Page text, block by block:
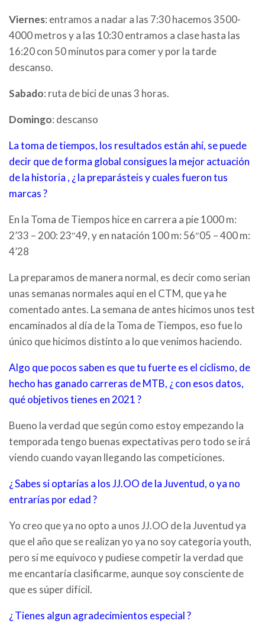
Viernes: entramos a nadar a las 7:30 hacemos 3500-
4000 metros y a las 10:30 entramos a clase hasta las
16:20 con 50 minutos para comer y por la tarde
descanso.
Sabado: ruta de bici de unas 3 horas.
Domingo: descanso
La toma de tiempos, los resultados están ahí, se puede
decir que de forma global consigues la mejor actuación
de la historia , ¿ la preparásteis y cuales fueron tus
marcas ?
En la Toma de Tiempos hice en carrera a pie 1000 m:
2’33 – 200: 23″49, y en natación 100 m: 56″05 – 400 m:
4’28
La preparamos de manera normal, es decir como serian
unas semanas normales aqui en el CTM, que ya he
comentado antes. La semana de antes hicimos unos test
encaminados al día de la Toma de Tiempos, eso fue lo
único que hicimos distinto a lo que venimos haciendo.
Algo que pocos saben es que tu fuerte es el ciclismo, de
hecho has ganado carreras de MTB, ¿ con esos datos,
qué objetivos tienes en 2021 ?
Bueno la verdad que según como estoy empezando la
temporada tengo buenas expectativas pero todo se irá
viendo cuando vayan llegando las competiciones.
¿ Sabes si optarías a los JJ.OO de la Juventud, o ya no
entrarías por edad ?
Yo creo que ya no opto a unos JJ.OO de la Juventud ya
que el año que se realizan yo ya no soy categoria youth,
pero si me equivoco y pudiese competir la verdad que
me encantaría clasificarme, aunque soy consciente de
que es súper difícil.
¿ Tienes algun agradecimientos especial ?